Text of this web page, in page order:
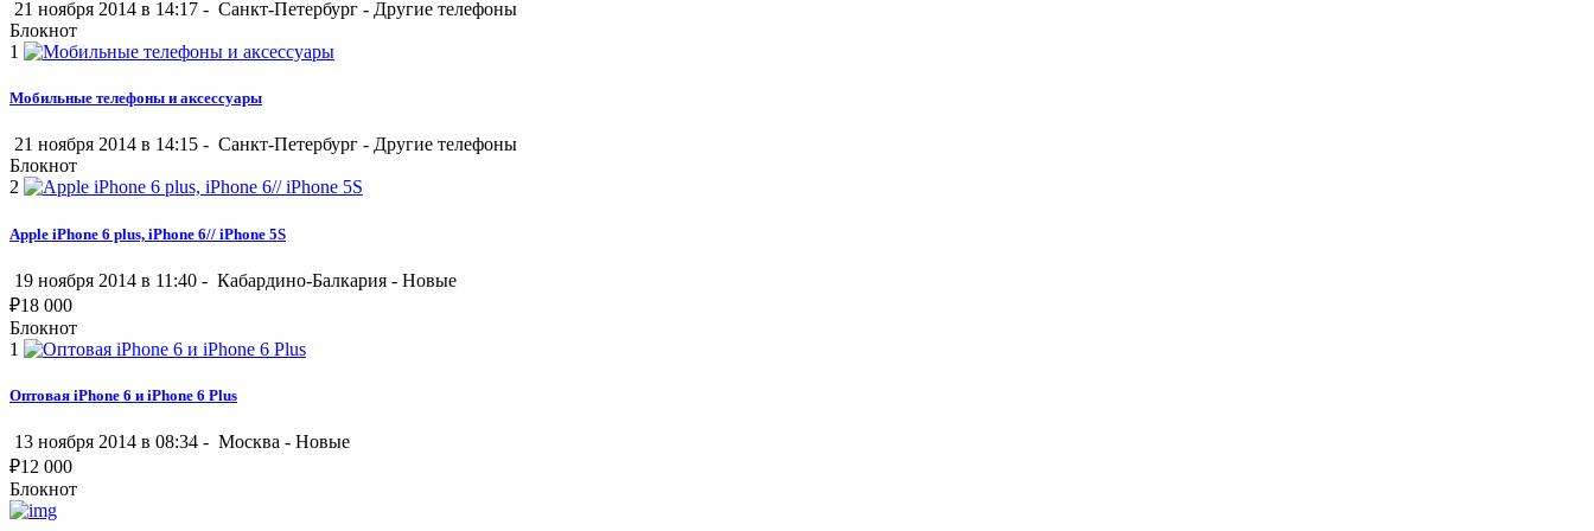
21 ноября 2014 в 14:17 - Санкт-Петербург - Другие телефоны
Блокнот
1
Мобильные телефоны и аксессуары
21 ноября 2014 в 14:15 - Санкт-Петербург - Другие телефоны
Блокнот
2
Apple iPhone 6 plus, iPhone 6// iPhone 5S
19 ноября 2014 в 11:40 - Кабардино-Балкария - Новые
₽18 000
Блокнот
1
Оптовая iPhone 6 и iPhone 6 Plus
13 ноября 2014 в 08:34 - Москва - Новые
₽12 000
Блокнот